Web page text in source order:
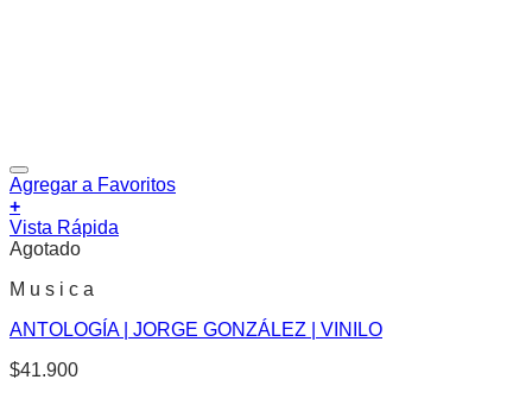
Agregar a Favoritos
+
Vista Rápida
Agotado
M u s i c a
ANTOLOGÍA | JORGE GONZÁLEZ | VINILO
$41.900